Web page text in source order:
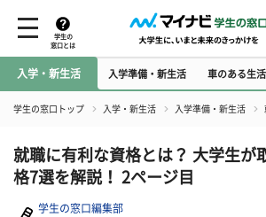
学生の
窓口とは
入学・新生活 入学準備・新生活 車のある生活
学生の窓口トップ 入学・新生活 入学準備・新生活
就職に有利な資格とは？ 大学生が
格7選を解説！ 2ページ目
学生の窓口編集部